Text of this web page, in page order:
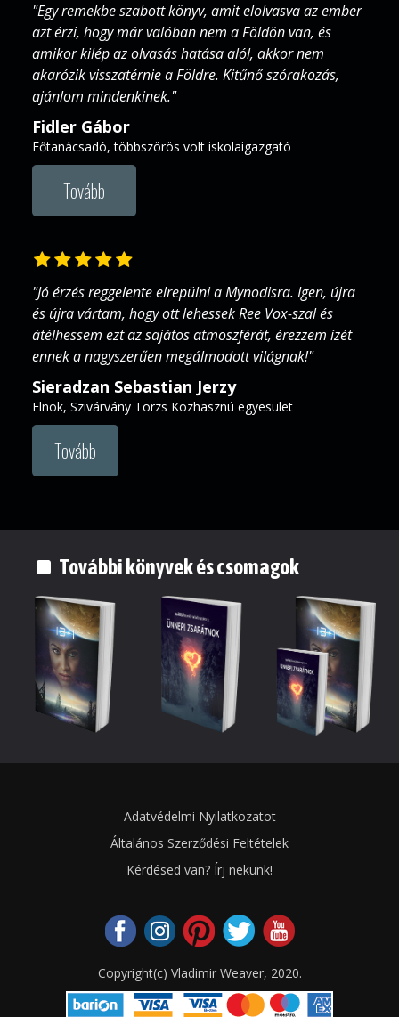
"Egy remekbe szabott könyv, amit elolvasva az ember
azt érzi, hogy már valóban nem a Földön van, és
amikor kilép az olvasás hatása alól, akkor nem
akarózik visszatérnie a Földre. Kitűnő szórakozás,
ajánlom mindenkinek."
Fidler Gábor
Főtanácsadó, többszörös volt iskolaigazgató
Tovább
"Jó érzés reggelente elrepülni a Mynodisra. Igen, újra
és újra vártam, hogy ott lehessek Ree Vox-szal és
átélhessem ezt az sajátos atmoszférát, érezzem ízét
ennek a nagyszerűen megálmodott világnak!"
Sieradzan Sebastian Jerzy
Elnök, Szivárvány Törzs Közhasznú egyesület
Tovább
További könyvek és csomagok
Adatvédelmi Nyilatkozatot
Általános Szerződési Feltételek
Kérdésed van? Írj nekünk!
Copyright(c) Vladimir Weaver, 2020.